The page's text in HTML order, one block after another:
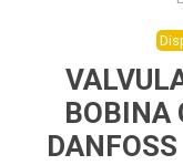
BOBINA